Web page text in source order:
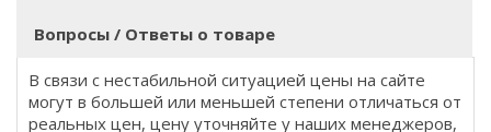
Вопросы / Ответы о товаре
В связи с нестабильной ситуацией цены на сайте
могут в большей или меньшей степени отличаться от
реальных цен, цену уточняйте у наших менеджеров,